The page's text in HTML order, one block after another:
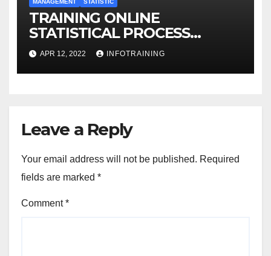
MANAGEMENT STATISTIC
TRAINING ONLINE
STATISTICAL PROCESS
CONTROL
APR 12, 2022 INFOTRAINING
Leave a Reply
Your email address will not be published. Required
fields are marked *
Comment*